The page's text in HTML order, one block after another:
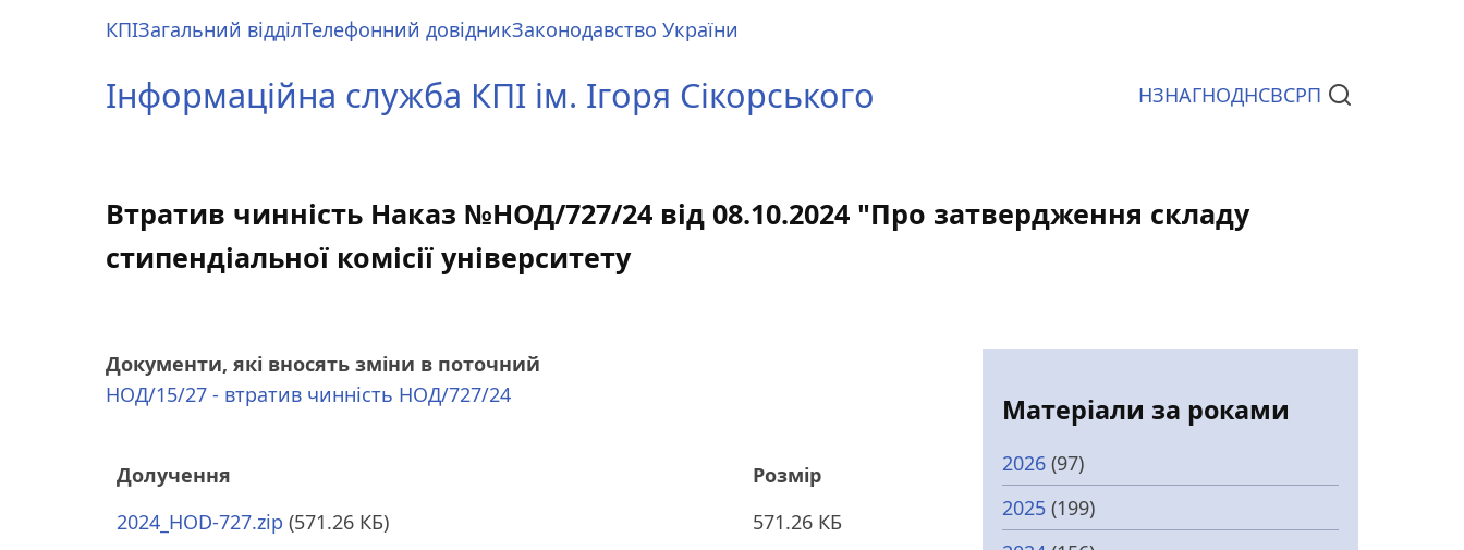
menu
КПІЗагальний відділТелефонний довідникЗаконодавство України
Інформаційна служба КПІ ім. Ігоря Сікорського Документи
НЗНАГНОДНСВСРП
Втратив чинність Наказ №НОД/727/24 від 08.10.2024 "Про затвердження складу
стипендіальної комісії університету
Документи, які вносять зміни в поточний
НОД/15/27 - втратив чинність НОД/727/24
Долучення
Розмір
2024_HOD-727.zip (571.26 КБ) 571.26 КБ
Матеріали за роками
2026 (97)
2025 (199)